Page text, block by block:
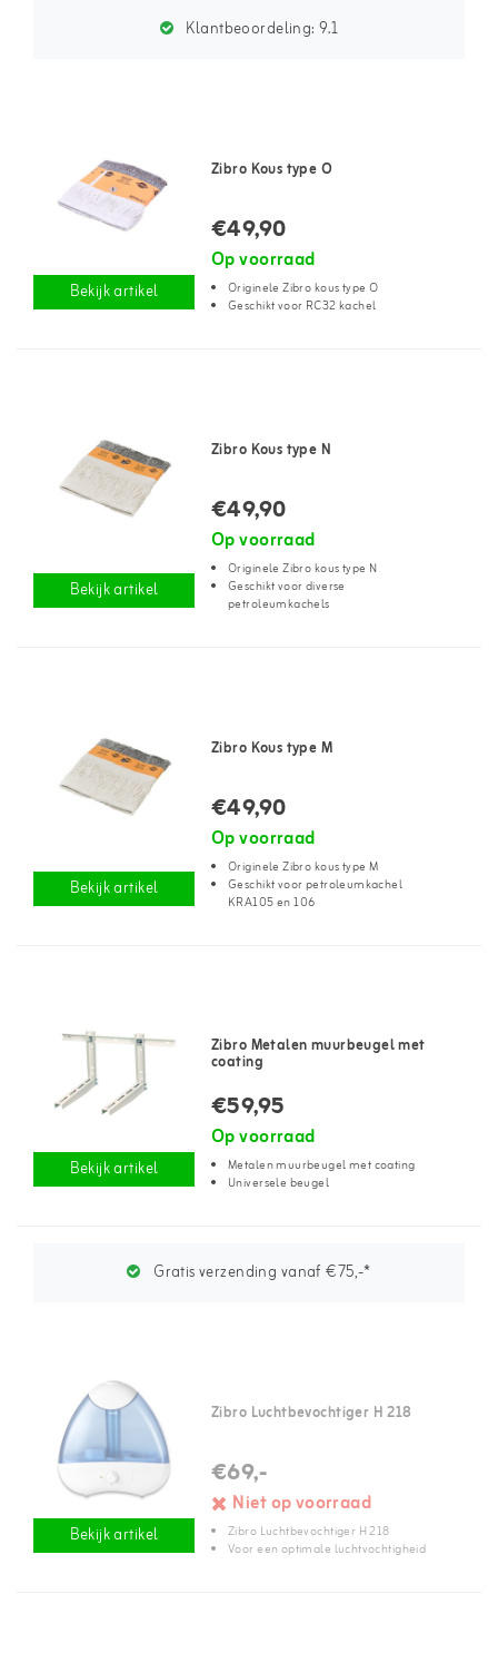
Klantbeoordeling:9.1
Bekijk artikel
Zibro Kous type O
€49,90
Op voorraad
Originele Zibro kous type O
Geschikt voor RC32 kachel
Bekijk artikel
Zibro Kous type N
€49,90
Op voorraad
Originele Zibro kous type N
Geschikt voor diverse
petroleumkachels
Bekijk artikel
Zibro Kous type M
€49,90
Op voorraad
Originele Zibro kous type M
Geschikt voor petroleumkachel
KRA105 en 106
Bekijk artikel
Zibro Metalen muurbeugel met
coating
€59,95
Op voorraad
Metalen muurbeugel met coating
Universele beugel
Gratis verzending vanaf €75,-*
Bekijk artikel
Zibro Luchtbevochtiger H 218
€69,-
Niet op voorraad
Zibro Luchtbevochtiger H 218
Voor een optimale luchtvochtigheid